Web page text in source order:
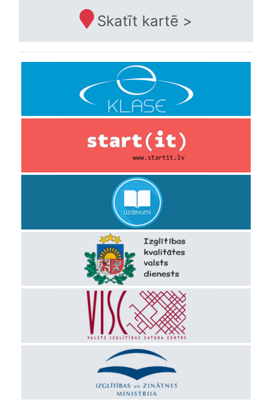
Skatīt kartē >